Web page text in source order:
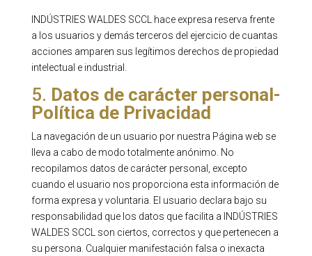
INDÚSTRIES WALDES SCCL hace expresa reserva frente
a los usuarios y demás terceros del ejercicio de cuantas
acciones amparen sus legítimos derechos de propiedad
intelectual e industrial.
5. Datos de carácter personal-
Política de Privacidad
La navegación de un usuario por nuestra Página web se
lleva a cabo de modo totalmente anónimo. No
recopilamos datos de carácter personal, excepto
cuando el usuario nos proporciona esta información de
forma expresa y voluntaria. El usuario declara bajo su
responsabilidad que los datos que facilita a INDÚSTRIES
WALDES SCCL son ciertos, correctos y que pertenecen a
su persona. Cualquier manifestación falsa o inexacta